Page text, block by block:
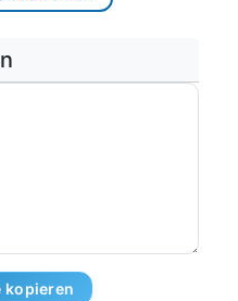
kopieren